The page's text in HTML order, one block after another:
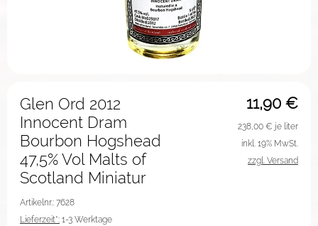
11,90 €
Glen Ord 2012
Innocent Dram
Bourbon Hogshead
47,5% Vol Malts of
Scotland Miniatur
Artikelnr.: 7628
Lieferzeit*: 1-3 Werktage
238,00 € je liter
inkl. 19% MwSt.
zzgl. Versand